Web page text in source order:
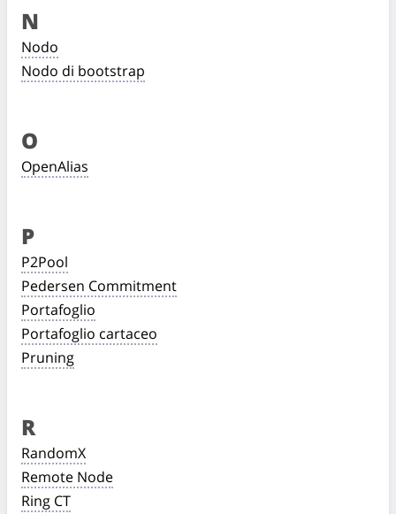
N
Nodo
Nodo di bootstrap
O
OpenAlias
P
P2Pool
Pedersen Commitment
Portafoglio
Portafoglio cartaceo
Pruning
R
RandomX
Remote Node
Ring CT